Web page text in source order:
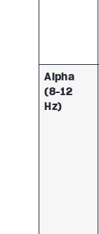
Alpha
(8-12
Hz)